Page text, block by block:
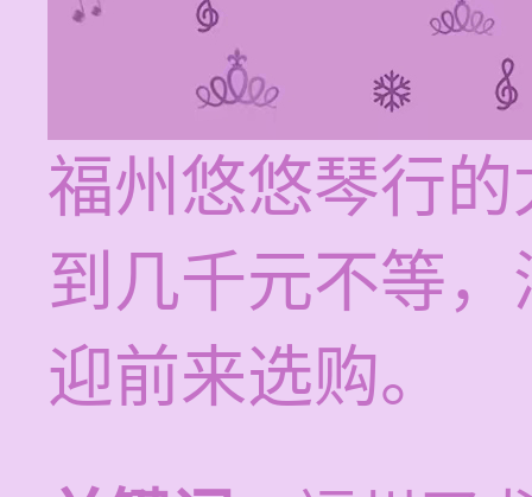
福州悠悠琴行
到几千元不等
迎前来选购。